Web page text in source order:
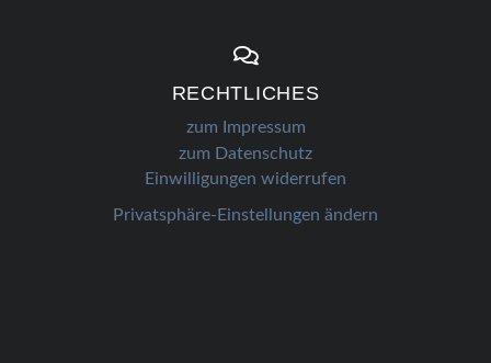
RECHTLICHES
zum Impressum
zum Datenschutz
Einwilligungen widerrufen
Privatsphäre-Einstellungen ändern